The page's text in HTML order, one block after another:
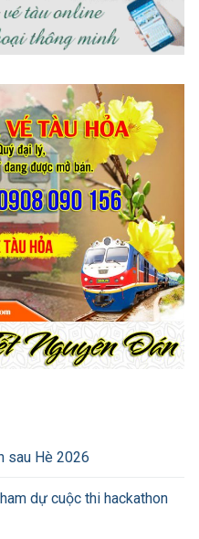
sau Hè 2026
dự cuộc thi hackathon